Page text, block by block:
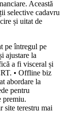
Această
selective cadavru
și uitat de
pe întregul pe
ajustare la
a fi visceral și
• Offline biz
abordare la
pentru
premiu.
site terestru mai